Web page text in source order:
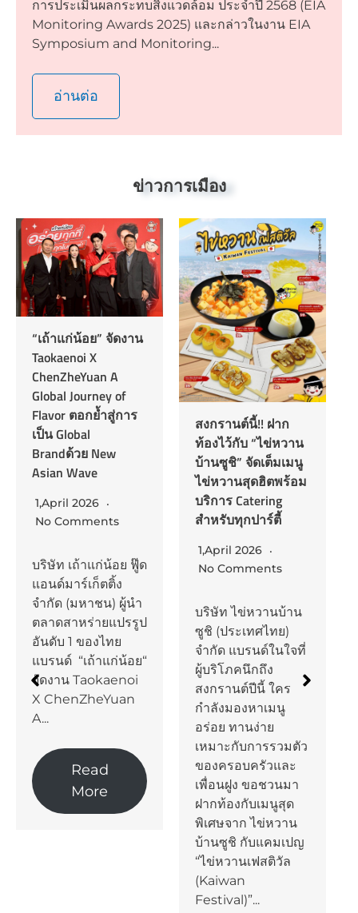
การประเมินผลกระทบสิ่งแวดล้อม ประจำปี 2568 (EIA
Monitoring Awards 2025) และกล่าวในงาน EIA
Symposium and Monitoring...
อ่านต่อ
ข่าวการเมือง
“เถ้าแก่น้อย” จัดงาน
Taokaenoi X
ChenZheYuan A
Global Journey of
Flavor ตอกย้ำสู่การ
เป็น Global
Brandด้วย New
Asian Wave
1,April 2026
No Comments
บริษัท เถ้าแก่น้อย ฟู๊ด
แอนด์มาร์เก็ตติ้ง
จำกัด (มหาชน) ผู้นำ
ตลาดสาหร่ายแปรรูป
อันดับ 1 ของไทย
แบรนด์ “เถ้าแก่น้อย“
จัดงาน Taokaenoi
X ChenZheYuan
A...
Read
More
สงกรานต์นี้!! ฝาก
ท้องไว้กับ “ไข่หวาน
บ้านซูชิ” จัดเต็มเมนู
ไข่หวานสุดฮิตพร้อม
บริการ Catering
สำหรับทุกปาร์ตี้
1,April 2026
No Comments
บริษัท ไข่หวานบ้าน
ซูชิ (ประเทศไทย)
จำกัด แบรนด์ในใจที่
ผู้บริโภคนึกถึง
สงกรานต์ปีนี้ ใคร
กำลังมองหาเมนู
อร่อย ทานง่าย
เหมาะกับการรวมตัว
ของครอบครัวและ
เพื่อนฝูง ขอชวนมา
ฝากท้องกับเมนูสุด
พิเศษจาก ไข่หวาน
บ้านซูชิ กับแคมเปญ
“ไข่หวานเฟสติวัล
(Kaiwan
Festival)”...